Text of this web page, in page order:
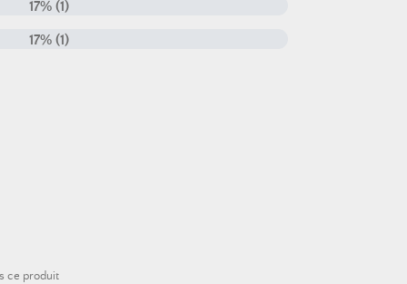
17% (1)
17% (1)
ce produit